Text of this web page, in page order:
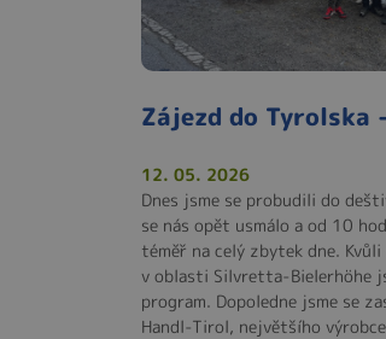
Zájezd do Tyrolska
12. 05. 2026
Dnes jsme se probudili do
se nás opět usmálo a od 10
téměř na celý zbytek dne.
v oblasti Silvretta-Bielerhöhe
program. Dopoledne jsme se
Handl-Tirol, největšího